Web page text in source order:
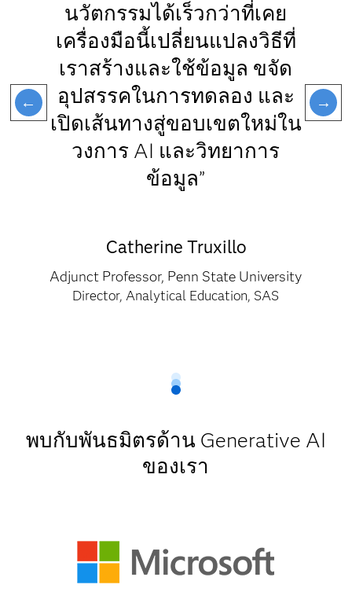
นวัตกรรมได้เร็วกว่าที่เคย
เครื่องมือนี้เปลี่ยนแปลงวิธีที่
เราสร้างและใช้ข้อมูล ขจัด
อุปสรรคในการทดลอง และ
เปิดเส้นทางสู่ขอบเขตใหม่ใน
วงการ AI และวิทยาการ
ข้อมูล”
Catherine Truxillo
Adjunct Professor, Penn State University
Director, Analytical Education, SAS
พบกับพันธมิตรด้าน Generative AI
ของเรา